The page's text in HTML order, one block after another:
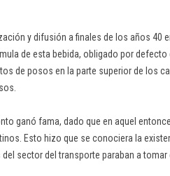
y difusión a finales de los años 40
de esta bebida, obligado por
de posos en la parte superior de los
ganó fama, dado que en aquel
Esto hizo que se conociera la
sector del transporte paraban a tomar